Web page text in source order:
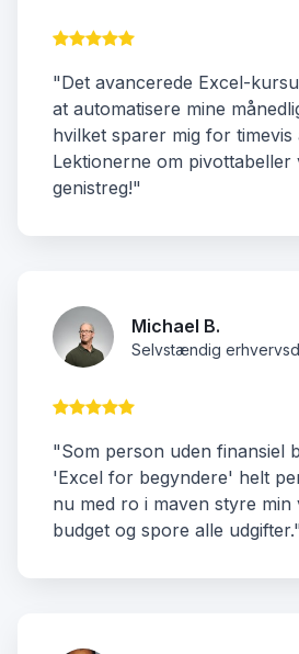
"Det avancerede Excel-
at automatisere mine
hvilket sparer mig for timevis
Lektionerne om pivottabeller
genistreg!"
Michael B.
Selvstændig
"Som person uden finansiel
'Excel for begyndere' helt
nu med ro i maven styre min
budget og spore alle udgifter."